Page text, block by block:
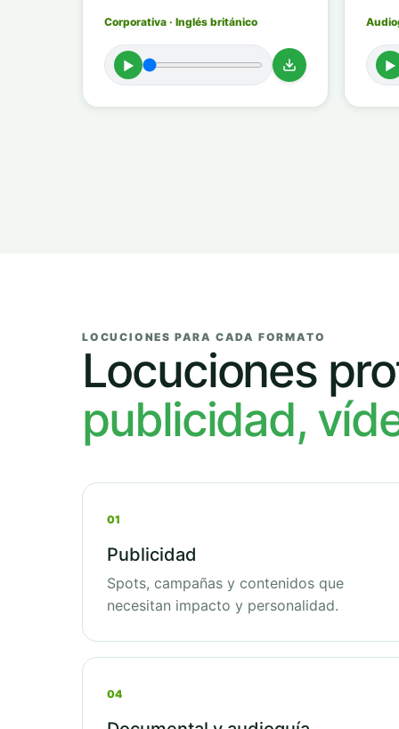
Corporativa · Inglés británico
► ►
LOCUCIONES PARA CADA FORMATO
Locuciones
publicidad,
01
Publicidad
Spots, campañas y contenidos que
necesitan impacto y personalidad.
04